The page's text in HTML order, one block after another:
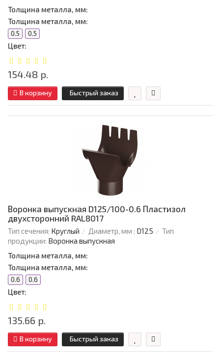
Толщина металла, мм:
Толщина металла, мм:
0.5 0.5
Цвет:
154.48 р.
В корзину Быстрый заказ
Воронка выпускная D125/100-0.6 Пластизол
двухсторонний RAL8017
Тип сечения: Круглый Диаметр, мм : D125
Тип
продукции: Воронка выпускная
Толщина металла, мм:
Толщина металла, мм:
0.6 0.6
Цвет:
135.66 р.
В корзину Быстрый заказ